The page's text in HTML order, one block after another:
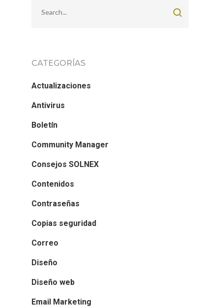
CATEGORÍAS
Actualizaciones
Antivirus
Boletín
Community Manager
Consejos SOLNEX
Contenidos
Contraseñas
Copias seguridad
Correo
Diseño
Diseño web
Email Marketing